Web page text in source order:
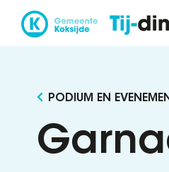
Overslaan
PODIUM EN